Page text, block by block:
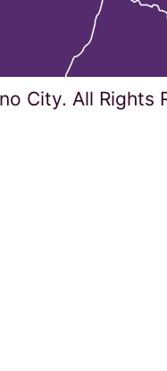
City. All Rights